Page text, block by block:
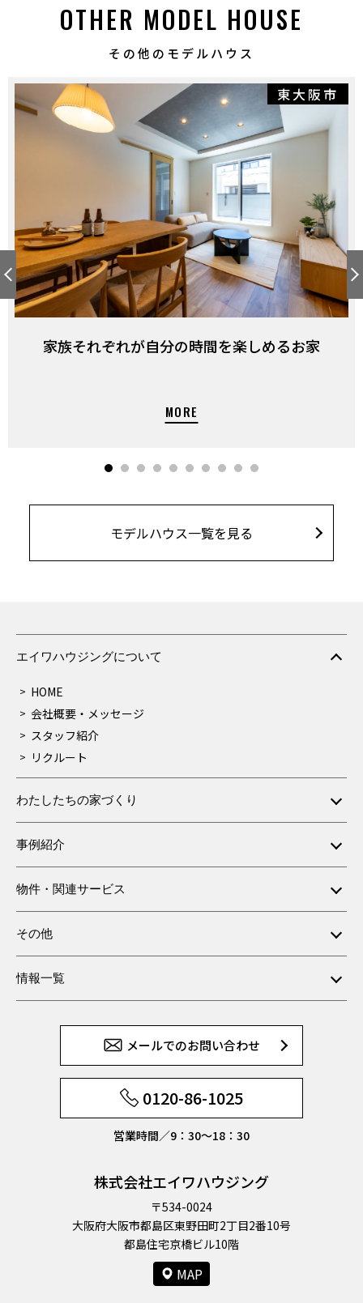
OTHER MODEL HOUSE
その他のモデルハウス
東大阪市
家族それぞれが自分の時間を楽しめるお家
モデルハウス一覧を見る
エイワハウジングについて
HOME
会社概要・メッセージ
スタッフ紹介
リクルート
わたしたちの家づくり
事例紹介
物件・関連サービス
その他
情報一覧
メールでのお問い合わせ
0120-86-1025
営業時間／9：30〜18：30
株式会社エイワハウジング
〒534-0024
大阪府大阪市都島区東野田町2丁目2番10号
都島住宅京橋ビル10階
MAP